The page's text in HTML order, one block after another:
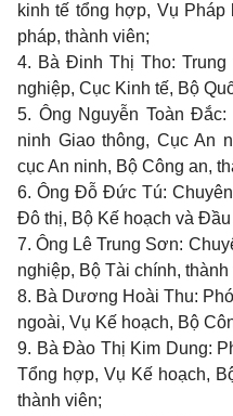
kinh tế tổng hợp, Vụ
pháp, thành viên;
4. Bà Đinh Thị Tho:
nghiệp, Cục Kinh tế, Bộ
5. Ông Nguyễn Toàn
ninh Giao thông, Cục An
cục An ninh, Bộ Công an,
6. Ông Đỗ Đức Tú:
Đô thị, Bộ Kế hoạch và
7. Ông Lê Trung Sơn:
nghiệp, Bộ Tài chính, thành
8. Bà Dương Hoài Thu:
ngoài, Vụ Kế hoạch, Bộ
9. Bà Đào Thị Kim Dung:
Tổng hợp, Vụ Kế hoạch,
thành viên;